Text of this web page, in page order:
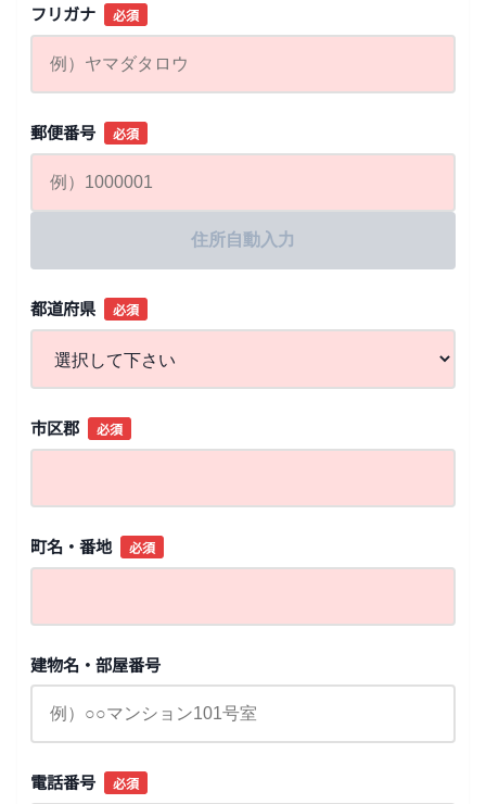
フリガナ 必須
郵便番号 必須
住所自動入力
都道府県 必須
市区郡 必須
町名・番地 必須
建物名・部屋番号
電話番号 必須